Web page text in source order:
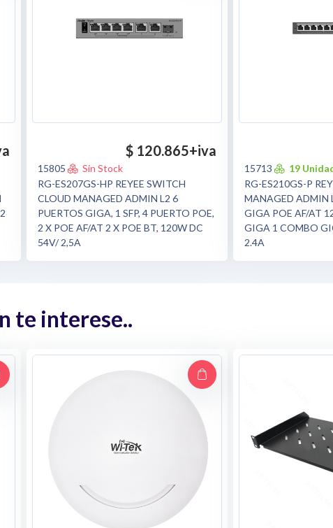
$ 120.865+iva
15805
Sin Stock
RG-ES207GS-HP REYEE SWITCH
CLOUD MANAGED ADMIN L2 6
PUERTOS GIGA, 1 SFP, 4 PUERTO POE,
2 X POE AF/AT 2 X POE BT, 120W DC
54V/ 2,5A
15713
19
RG-ES210GS-P
MANAGED ADMIN
GIGA POE AF/AT
GIGA 1 COMBO
2.4A
te interese..